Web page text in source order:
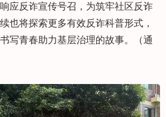
应反诈宣传号召，为筑牢社区反诈
也将探索更多有效反诈科普形式，
写青春助力基层治理的故事。（通